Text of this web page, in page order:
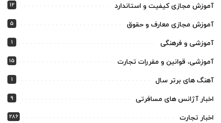
آموزش مجازی کیفیت و استاندارد 12
آموزش مجازی معارف و حقوق 5
آموزشی و فرهنگی 1
آموزشی، قوانین و مقررات تجارت 15
آهنگ های برتر سال 1
اخبار آژانس های مسافرتی 9
اخبار تجارت 286